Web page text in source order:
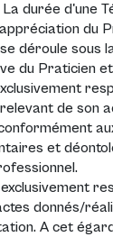
durée d'une
du
déroule sous
du Praticien
de son
et
donnés/
A cet